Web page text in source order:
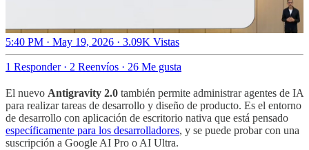
5:40 PM · May 19, 2026 · 3.09K Vistas
1 Responder· 2 Reenvíos · 26 Me gusta
El nuevo Antigravity 2.0 también permite administrar agentes de IA
para realizar tareas de desarrollo y diseño de producto. Es el entorno
de desarrollo con aplicación de escritorio nativa que está pensado
específicamente para los desarrolladores, y se puede probar con una
suscripción a Google AI Pro o AI Ultra.